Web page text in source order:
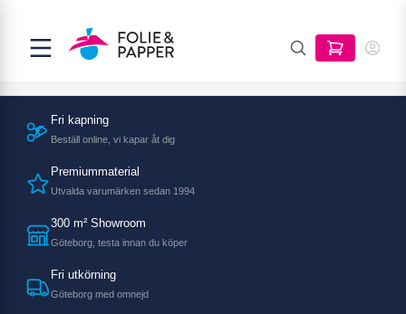
Fri kapning
Beställ online, vi kapar åt dig
Premiummaterial
Utvalda varumärken sedan 1994
300 m² Showroom
Göteborg, testa innan du köper
Fri utkörning
Göteborg med omnejd